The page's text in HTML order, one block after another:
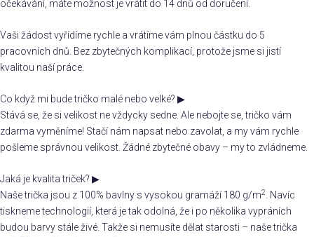
očekávání, máte možnost je vrátit do 14 dnů od doručení.
Vaši žádost vyřídíme rychle a vrátíme vám plnou částku do 5
pracovních dnů. Bez zbytečných komplikací, protože jsme si jistí
kvalitou naší práce.
Co když mi bude tričko malé nebo velké? ▶
Stává se, že si velikost ne vždycky sedne. Ale nebojte se, tričko vám
zdarma vyměníme! Stačí nám napsat nebo zavolat, a my vám rychle
pošleme správnou velikost. Žádné zbytečné obavy – my to zvládneme.
Jaká je kvalita triček? ▶
Naše trička jsou z 100% bavlny s vysokou gramáží 180 g/m2
. Navíc
tiskneme technologií, která je tak odolná, že i po několika vypráních
budou barvy stále živé. Takže si nemusíte dělat starosti – naše trička